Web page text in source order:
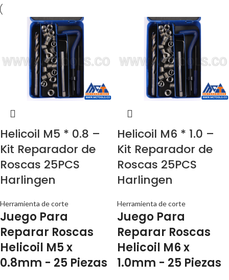
Helicoil M5 * 0.8 –
Kit Reparador de
Roscas 25PCS
Harlingen
Herramienta de corte
Juego Para
Reparar Roscas
Helicoil M5 x
0.8mm - 25 Piezas
Helicoil M6 * 1.0 –
Kit Reparador de
Roscas 25PCS
Harlingen
Herramienta de corte
Juego Para
Reparar Roscas
Helicoil M6 x
1.0mm - 25 Piezas